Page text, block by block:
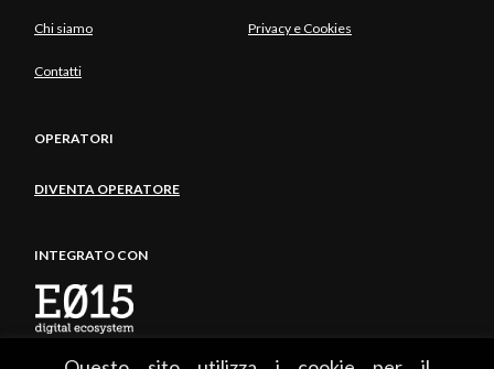
Chi siamo Privacy e Cookies
Contatti
OPERATORI
DIVENTA OPERATORE
INTEGRATO CON